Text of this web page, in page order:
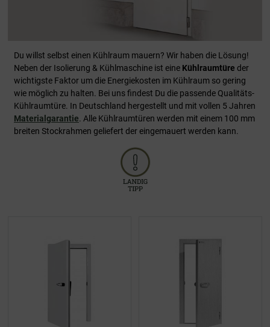
Du willst selbst einen Kühlraum mauern? Wir haben die Lösung!
Neben der Isolierung & Kühlmaschine ist eine Kühlraumtüre der
wichtigste Faktor um die Energiekosten im Kühlraum so gering
wie möglich zu halten. Bei uns findest Du die passende Qualitäts-
Kühlraumtüre. In Deutschland hergestellt und mit vollen 5 Jahren
Materialgarantie. Alle Kühlraumtüren werden mit einem 100 mm
breiten Stockrahmen geliefert der eingemauert werden kann.